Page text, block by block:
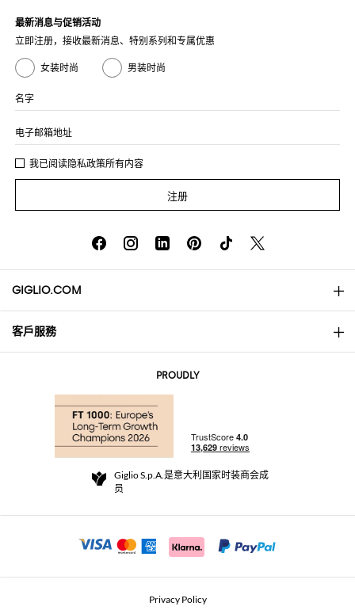
最新消息与促销活动
立即注册，接收最新消息、特别系列和专属优惠
女装时尚 男装时尚
名字
电子邮箱地址
我已阅读隐私政策所有内容
注册
GIGLIO.COM
About
Community Store
Beauty Seekers VIP Club
客戶服務
退货与退款
For a safe shopping experience
Security Communication
PROUDLY
Giglio S.p.A.是意大利国家时装商会成
员
Privacy Policy